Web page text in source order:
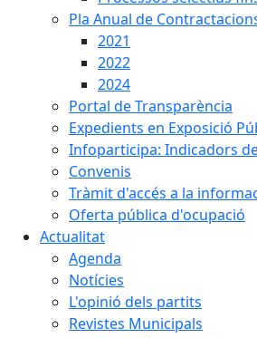
Pla Anual de
2021
2022
2024
Portal de Transparència
Expedients en Exposició
Infoparticipa: Indicadors
Convenis
Tràmit d'accés a la
Oferta pública d'ocupació
Actualitat
Agenda
Notícies
L'opinió dels partits
Revistes Municipals